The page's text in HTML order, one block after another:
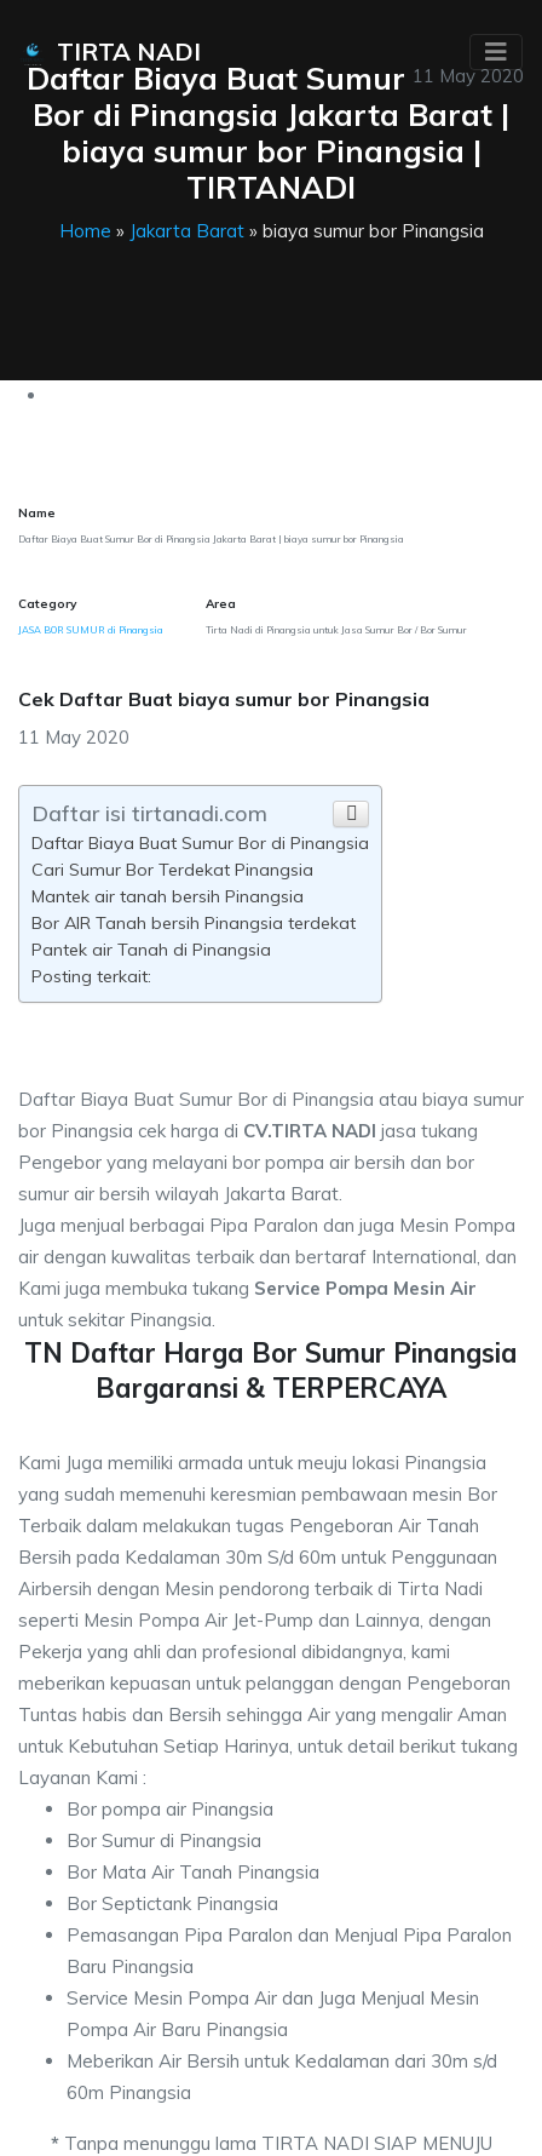
TIRTA NADI
11 May 2020
Daftar Biaya Buat Sumur
Bor di Pinangsia Jakarta Barat |
biaya sumur bor Pinangsia |
TIRTANADI
Home » Jakarta Barat» biaya sumur bor Pinangsia
Name
Daftar Biaya Buat Sumur Bor di Pinangsia Jakarta Barat | biaya sumur bor Pinangsia
Category
JASA BOR SUMUR di Pinangsia
Area
Tirta Nadi di Pinangsia untuk Jasa Sumur Bor / Bor Sumur
Cek Daftar Buat biaya sumur bor Pinangsia
11 May 2020
Daftar isi tirtanadi.com
Daftar Biaya Buat Sumur Bor di Pinangsia
Cari Sumur Bor Terdekat Pinangsia
Mantek air tanah bersih Pinangsia
Bor AIR Tanah bersih Pinangsia terdekat
Pantek air Tanah di Pinangsia
Posting terkait:
Daftar Biaya Buat Sumur Bor di Pinangsia atau biaya sumur
bor Pinangsia cek harga di CV.TIRTA NADI jasa tukang
Pengebor yang melayani bor pompa air bersih dan bor
sumur air bersih wilayah Jakarta Barat.
Juga menjual berbagai Pipa Paralon dan juga Mesin Pompa
air dengan kuwalitas terbaik dan bertaraf International, dan
Kami juga membuka tukang Service Pompa Mesin Air
untuk sekitar Pinangsia.
TN Daftar Harga Bor Sumur Pinangsia
Bargaransi & TERPERCAYA
Kami Juga memiliki armada untuk meuju lokasi Pinangsia
yang sudah memenuhi keresmian pembawaan mesin Bor
Terbaik dalam melakukan tugas Pengeboran Air Tanah
Bersih pada Kedalaman 30m S/d 60m untuk Penggunaan
Airbersih dengan Mesin pendorong terbaik di Tirta Nadi
seperti Mesin Pompa Air Jet-Pump dan Lainnya, dengan
Pekerja yang ahli dan profesional dibidangnya, kami
meberikan kepuasan untuk pelanggan dengan Pengeboran
Tuntas habis dan Bersih sehingga Air yang mengalir Aman
untuk Kebutuhan Setiap Harinya, untuk detail berikut tukang
Layanan Kami :
Bor pompa air Pinangsia
Bor Sumur di Pinangsia
Bor Mata Air Tanah Pinangsia
Bor Septictank Pinangsia
Pemasangan Pipa Paralon dan Menjual Pipa Paralon
Baru Pinangsia
Service Mesin Pompa Air dan Juga Menjual Mesin
Pompa Air Baru Pinangsia
Meberikan Air Bersih untuk Kedalaman dari 30m s/d
60m Pinangsia
*Tanpa menunggu lama TIRTA NADI SIAP MENUJU